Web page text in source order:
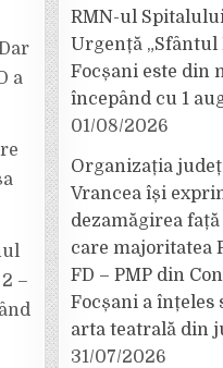
a
–
RMN-ul
Urgență „Sfântul
Focșani este din
începând cu 1
01/08/2026
Organizația
Vrancea își
dezamăgirea
care majoritatea
FD – PMP din
Focșani a înțeles
arta teatrală din
31/07/2026